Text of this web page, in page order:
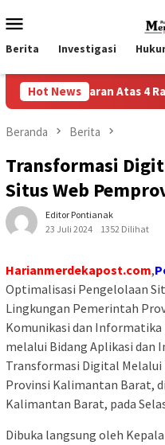
ke
kontenMobile
Berita Investigasi
Hot News
Atas 4 Raperda Non-
Beranda Berita
Transformasi
Situs Web
Editor Pontianak
23 Juli 2024
1352 Dilihat
Harianmerdekapost.com,
Optimalisasi Pengelolaan
Lingkungan Pemerintah
Komunikasi dan
melalui Bidang Aplikasi
Transformasi Digital
Provinsi Kalimantan Barat,
Kalimantan Barat, pada
Dibuka langsung oleh